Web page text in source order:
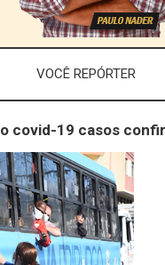
VOCÊ REPÓRTER
covid-19 casos